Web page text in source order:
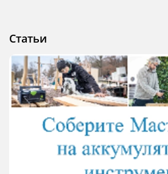
Статьи